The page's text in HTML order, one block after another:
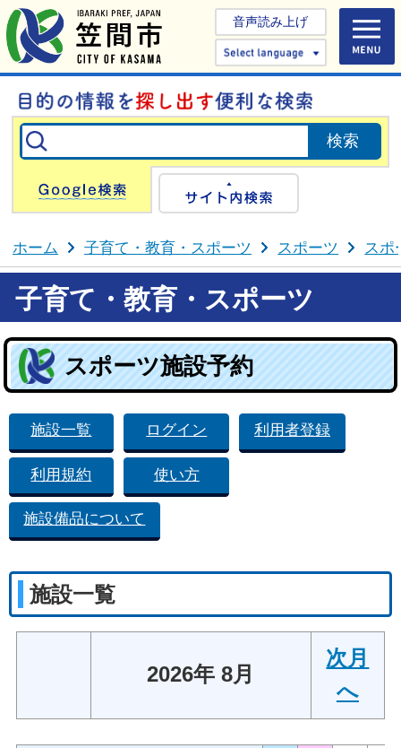
音声読み上げ
Select
Google検索
ホーム 子育て・教育・スポーツ スポーツ スポ
子育て・教育・スポーツ
スポーツ施設予約
施設一覧 ログイン 利用者登録
利用規約 使い方
施設備品について
施設一覧
2026年 8月
次月
へ